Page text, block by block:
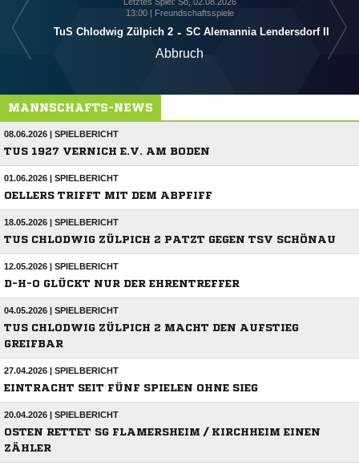
Letztes Spiel: So, 02.08.2026
13:00 | Freundschaftsspiele
TuS Chlodwig Zülpich 2 - SC Alemannia Lendersdorf II
Abbruch
MANNSCHAFTS-NEWS
08.06.2026 | SPIELBERICHT
TUS 1927 VERNICH E.V. AM BODEN
01.06.2026 | SPIELBERICHT
OELLERS TRIFFT MIT DEM ABPFIFF
18.05.2026 | SPIELBERICHT
TUS CHLODWIG ZÜLPICH 2 PATZT GEGEN TSV SCHÖNAU
12.05.2026 | SPIELBERICHT
D-H-O GLÜCKT NUR DER EHRENTREFFER
04.05.2026 | SPIELBERICHT
TUS CHLODWIG ZÜLPICH 2 MACHT DEN AUFSTIEG
GREIFBAR
27.04.2026 | SPIELBERICHT
EINTRACHT SEIT FÜNF SPIELEN OHNE SIEG
20.04.2026 | SPIELBERICHT
OSTEN RETTET SG FLAMERSHEIM / KIRCHHEIM EINEN
ZÄHLER